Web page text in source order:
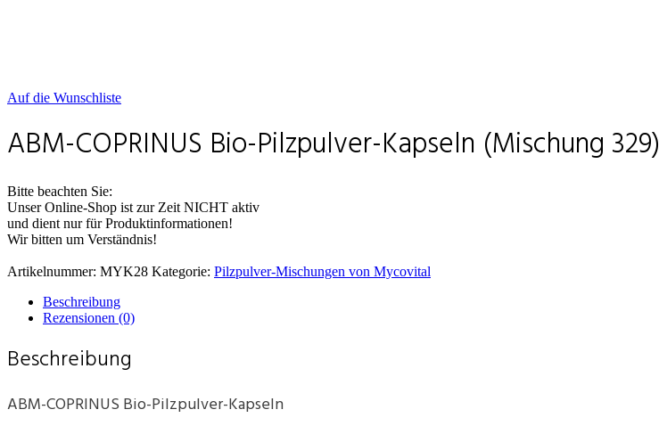
Auf die Wunschliste
ABM-COPRINUS Bio-Pilzpulver-Kapseln (Mischung 329)
Bitte beachten Sie:
Unser Online-Shop ist zur Zeit NICHT aktiv
und dient nur für Produktinformationen!
Wir bitten um Verständnis!
Artikelnummer: MYK28 Kategorie: Pilzpulver-Mischungen von Mycovital
Beschreibung
Rezensionen (0)
Beschreibung
ABM-COPRINUS Bio-Pilzpulver-Kapseln